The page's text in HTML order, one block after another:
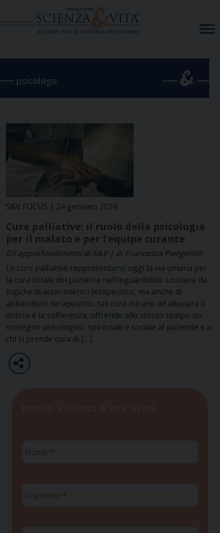
psicologo
S&V FOCUS | 24 gennaio 2024
Cure palliative: il ruolo della psicologia
per il malato e per l’equipe curante
Gli approfondimenti di S&V | di Francesca Piergentili
Le cure palliative rappresentano oggi la via umana per
la cura totale del paziente nell’inguaribilità. Lontane da
logiche di accanimento terapeutico, ma anche di
abbandono terapeutico, tali cure mirano ad alleviare il
dolore e la sofferenza, offrendo allo stesso tempo un
sostegno psicologico, spirituale e sociale al paziente e a
chi si prende cura di […]